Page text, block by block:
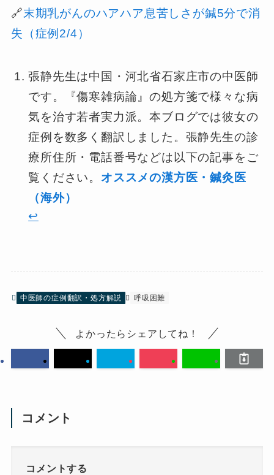
🔗末期乳がんのハアハア息苦しさが鍼5分で消
失（症例2/4）
張静先生は中国・河北省石家庄市の中医師
です。『傷寒雑病論』の処方箋で様々な病
気を治す若者実力派。本ブログでは彼女の
症例を数多く翻訳しました。張静先生の診
療所住所・電話番号などは以下の記事をご
覧ください。 オススメの漢方医・鍼灸医
（海外）
↩︎
中医師の症例翻訳・処方解説 呼吸困難
よかったらシェアしてね！
コメント
コメントする